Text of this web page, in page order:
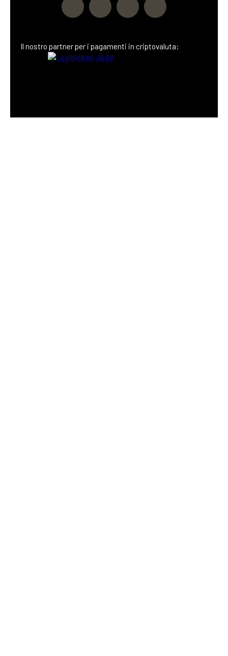
Il nostro partnerper i pagamenti in criptovaluta: